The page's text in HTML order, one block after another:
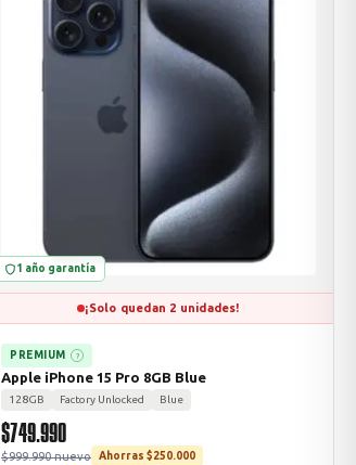
1 año garantía
¡Solo quedan 2 unidades!
PREMIUM ?
Apple iPhone 15 Pro 8GB Blue
128GB Factory Unlocked Blue
$749.990
$999.990 nuevo Ahorras $250.000